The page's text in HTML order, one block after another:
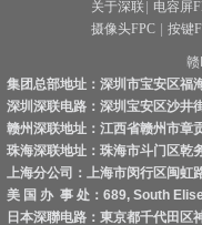
关于深联 电容屏
摄像头FPC
按键
集团总部地址：深圳市宝安区福
深圳深联电路：深圳宝安区沙井
赣州深联地址：江西省赣州市章
珠海深联地址：珠海市斗门区乾
上海分公司：上海市闵行区闽虹
美 国 办 事 处：689, South
日本深聯电路：東京都千代田